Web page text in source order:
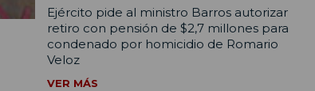
Ejército pide al ministro Barros autorizar
retiro con pensión de $2,7 millones para
condenado por homicidio de Romario
Veloz
VER MÁS